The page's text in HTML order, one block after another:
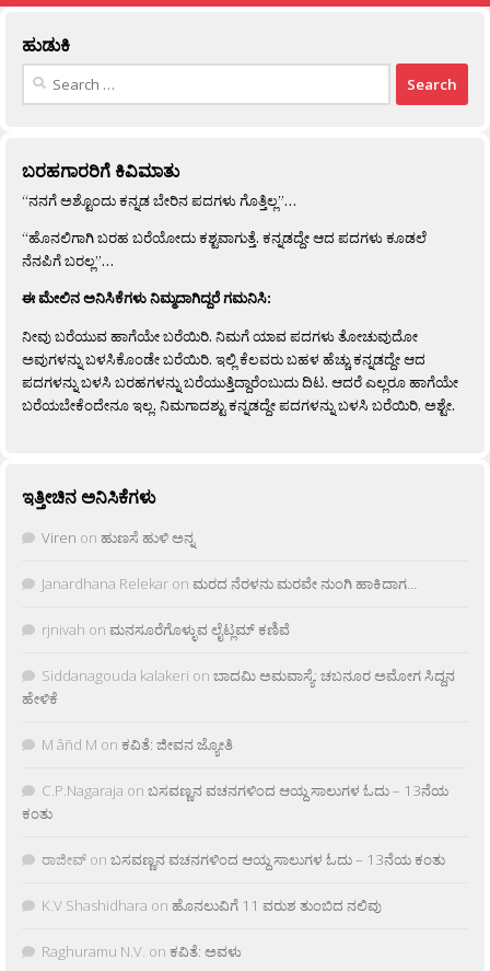
ಹುಡುಕಿ
Search
ಬರಹಗಾರರಿಗೆ ಕಿವಿಮಾತು
“ನನಗೆ ಅಶ್ಟೊಂದು ಕನ್ನಡ ಬೇರಿನ ಪದಗಳು ಗೊತ್ತಿಲ್ಲ”…
“ಹೊನಲಿಗಾಗಿ ಬರಹ ಬರೆಯೋದು ಕಶ್ಟವಾಗುತ್ತೆ. ಕನ್ನಡದ್ದೇ ಆದ ಪದಗಳು ಕೂಡಲೆ
ನೆನಪಿಗೆ ಬರಲ್ಲ”…
ಈ ಮೇಲಿನ ಅನಿಸಿಕೆಗಳು ನಿಮ್ಮದಾಗಿದ್ದರೆ ಗಮನಿಸಿ:
ನೀವು ಬರೆಯುವ ಹಾಗೆಯೇ ಬರೆಯಿರಿ. ನಿಮಗೆ ಯಾವ ಪದಗಳು ತೋಚುವುದೋ
ಅವುಗಳನ್ನು ಬಳಸಿಕೊಂಡೇ ಬರೆಯಿರಿ. ಇಲ್ಲಿ ಕೆಲವರು ಬಹಳ ಹೆಚ್ಚು ಕನ್ನಡದ್ದೇ ಆದ
ಪದಗಳನ್ನು ಬಳಸಿ ಬರಹಗಳನ್ನು ಬರೆಯುತ್ತಿದ್ದಾರೆಂಬುದು ದಿಟ. ಆದರೆ ಎಲ್ಲರೂ ಹಾಗೆಯೇ
ಬರೆಯಬೇಕೆಂದೇನೂ ಇಲ್ಲ. ನಿಮಗಾದಶ್ಟು ಕನ್ನಡದ್ದೇ ಪದಗಳನ್ನು ಬಳಸಿ ಬರೆಯಿರಿ, ಅಶ್ಟೇ.
ಇತ್ತೀಚಿನ ಅನಿಸಿಕೆಗಳು
Viren on ಹುಣಸೆ ಹುಳಿ ಅನ್ನ
Janardhana Relekar on ಮರದ ನೆರಳನು ಮರವೇ ನುಂಗಿ ಹಾಕಿದಾಗ…
rjnivah on ಮನಸೂರೆಗೊಳ್ಳುವ ಲೈಟ್ಲಮ್ ಕಣಿವೆ
Siddanagouda kalakeri on ಬಾದಮಿ ಅಮವಾಸ್ಯೆ: ಚಬನೂರ ಅಮೋಗ ಸಿದ್ದನ
ಹೇಳಿಕೆ
M âñd M on ಕವಿತೆ: ಜೀವನ ಜ್ಯೋತಿ
C.P.Nagaraja on ಬಸವಣ್ಣನ ವಚನಗಳಿಂದ ಆಯ್ದ ಸಾಲುಗಳ ಓದು – 13ನೆಯ
ಕಂತು
ರಾಜೀವ್ on ಬಸವಣ್ಣನ ವಚನಗಳಿಂದ ಆಯ್ದ ಸಾಲುಗಳ ಓದು – 13ನೆಯ ಕಂತು
K.V Shashidhara on ಹೊನಲುವಿಗೆ 11 ವರುಶ ತುಂಬಿದ ನಲಿವು
Raghuramu N.V. on ಕವಿತೆ: ಅವಳು